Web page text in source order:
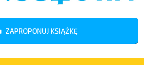
Wydarzenia
Kontakt
ZAPROPONUJ KSIĄŻKĘ